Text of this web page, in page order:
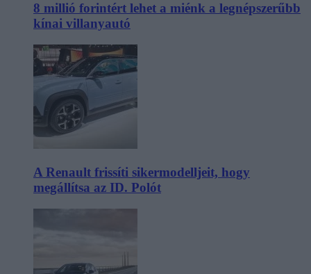
8 millió forintért lehet a miénk a legnépszerűbb
kínai villanyautó
A Renault frissíti sikermodelljeit, hogy
megállítsa az ID. Polót